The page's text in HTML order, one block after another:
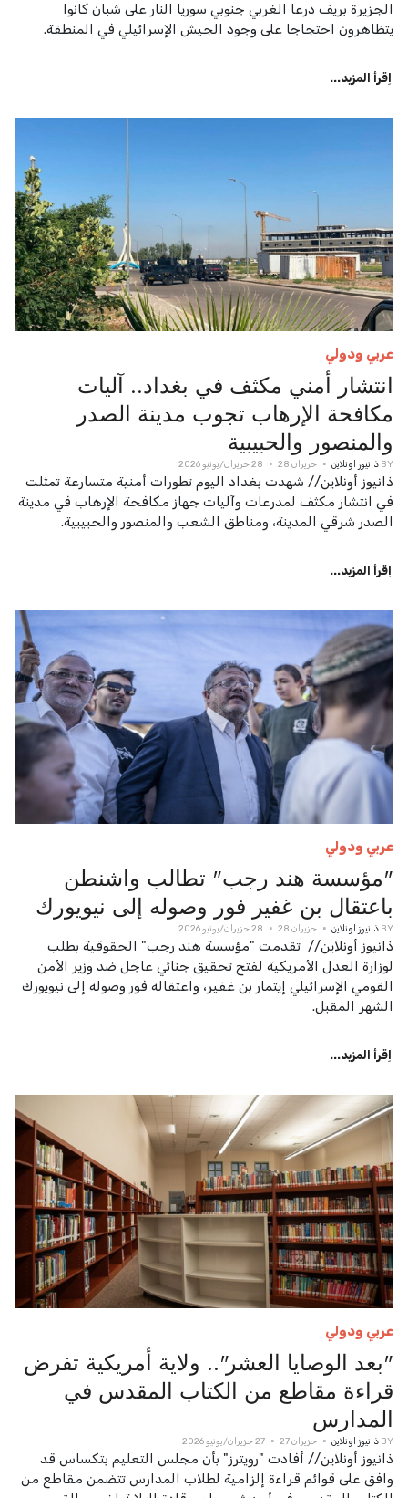
‏الجزيرة بريف درعا الغربي جنوبي سوريا النار على ‏شبان كانوا
يتظاهرون احتجاجا على وجود الجيش الإسرائيلي في ‏المنطقة.
اِقرأ المزيد...
عربي ودولي
انتشار أمني مكثف في بغداد.. آليات
مكافحة الإرهاب تجوب مدينة الصدر
والمنصور والحبيبية
BY ذانيوز اونلاين حزيران 28 28 حزيران/يونيو 2026
ذانيوز أونلاين// شهدت بغداد اليوم تطورات أمنية متسارعة تمثلت
في انتشار مكثف لمدرعات وآليات جهاز مكافحة الإرهاب في مدينة
الصدر شرقي المدينة، ومناطق الشعب والمنصور والحبيبية.
اِقرأ المزيد...
عربي ودولي
"مؤسسة هند رجب" تطالب واشنطن
باعتقال بن غفير فور وصوله إلى نيويورك
BY ذانيوز اونلاين حزيران 28 28 حزيران/يونيو 2026
ذانيوز أونلاين// تقدمت "مؤسسة هند رجب" الحقوقية بطلب
لوزارة العدل الأمريكية لفتح تحقيق جنائي عاجل ضد وزير الأمن
القومي الإسرائيلي إيتمار بن غفير، واعتقاله فور وصوله إلى نيويورك
الشهر المقبل.
اِقرأ المزيد...
عربي ودولي
"بعد الوصايا العشر".. ولاية أمريكية تفرض
قراءة مقاطع من الكتاب المقدس في
المدارس
BY ذانيوز اونلاين حزيران 27 27 حزيران/يونيو 2026
ذانيوز أونلاين// أفادت "رويترز" بأن مجلس التعليم بتكساس قد
وافق على قوائم قراءة إلزامية لطلاب المدارس تتضمن مقاطع من